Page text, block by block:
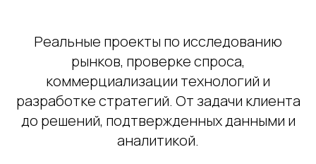
Реальные проекты по исследованию
рынков, проверке спроса,
коммерциализации технологий и
разработке стратегий. От задачи клиента
до решений, подтвержденных данными и
аналитикой.